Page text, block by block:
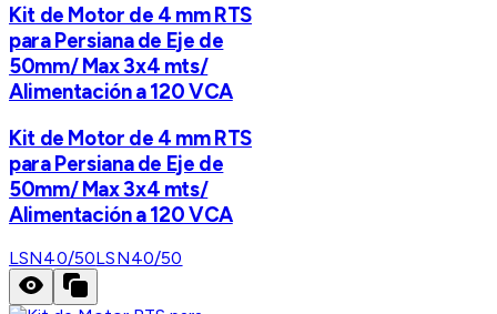
Kit de Motor de 4 mm RTS
para Persiana de Eje de
50mm/ Max 3x4 mts/
Alimentación a 120 VCA
Kit de Motor de 4 mm RTS
para Persiana de Eje de
50mm/ Max 3x4 mts/
Alimentación a 120 VCA
LSN40/50LSN40/50